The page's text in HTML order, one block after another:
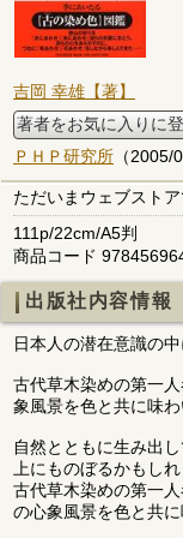
吉岡 幸雄【著】
著者をお気に入りに
ＰＨＰ研究所 （2005/
ただいまウェブスト
111p/22cm/A5判
商品コード
出版社内容情報
日本人の潜在意識の
古代草木染めの第一
象風景を色と共に味
自然とともに生み出
上にものぼるかもし
古代草木染めの第一
の心象風景を色と共